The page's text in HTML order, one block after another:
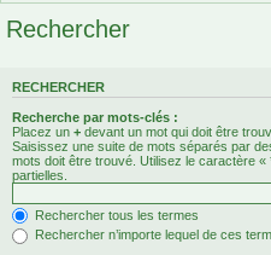
Rechercher
RECHERCHER
Recherche par mots-clés :
Placez un + devant un mot qui doit être
Saisissez une suite de mots séparés par
mots doit être trouvé. Utilisez le caractère
partielles.
Rechercher tous les termes
Rechercher n’importe lequel de ces